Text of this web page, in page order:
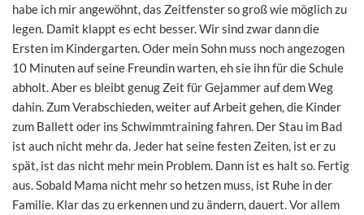
habe ich mir angewöhnt, das Zeitfenster so groß wie möglich zu
legen. Damit klappt es echt besser. Wir sind zwar dann die
Ersten im Kindergarten. Oder mein Sohn muss noch angezogen
10 Minuten auf seine Freundin warten, eh sie ihn für die Schule
abholt. Aber es bleibt genug Zeit für Gejammer auf dem Weg
dahin. Zum Verabschieden, weiter auf Arbeit gehen, die Kinder
zum Ballett oder ins Schwimmtraining fahren. Der Stau im Bad
ist auch nicht mehr da. Jeder hat seine festen Zeiten, ist er zu
spät, ist das nicht mehr mein Problem. Dann ist es halt so. Fertig
aus. Sobald Mama nicht mehr so hetzen muss, ist Ruhe in der
Familie. Klar das zu erkennen und zu ändern, dauert. Vor allem